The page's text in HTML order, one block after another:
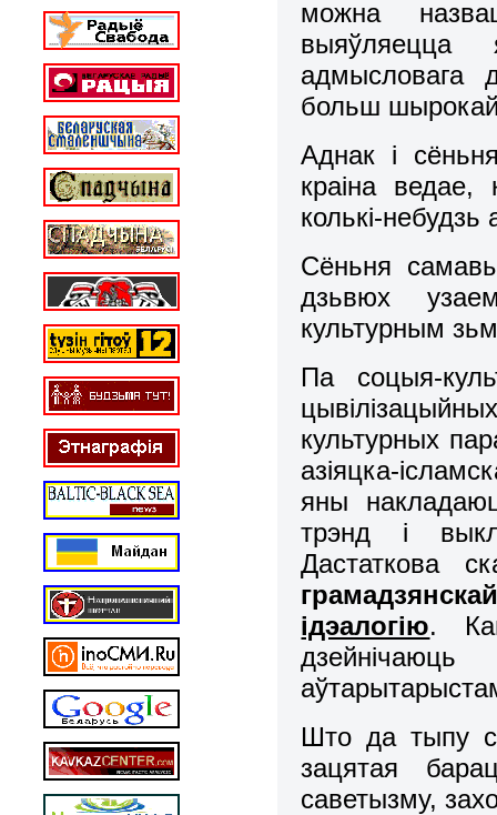
можна
выяўляецца
адмысловага
больш
Аднак і
краіна
колькі-
Сёньня
дзьвюх
культурным
Па соцыя-
культурных
азіяцка-
яны
трэнд і
Дастаткова
ідэалогію.
Што да тыпу
зацятая
саветызму,